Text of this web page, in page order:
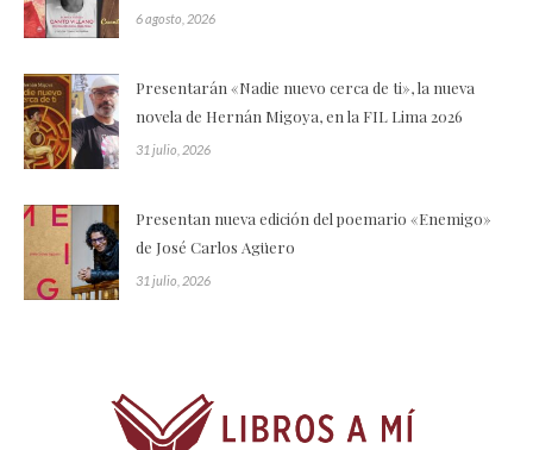
6 agosto, 2026
Presentarán «Nadie nuevo cerca de ti», la nueva
novela de Hernán Migoya, en la FIL Lima 2026
31 julio, 2026
Presentan nueva edición del poemario «Enemigo»
de José Carlos Agüero
31 julio, 2026